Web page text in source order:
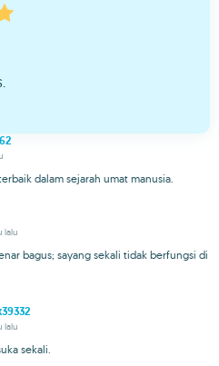
dalam sejarah umat manusia.
lalu
bagus; sayang sekali tidak berfungsi di
lalu
sekali.